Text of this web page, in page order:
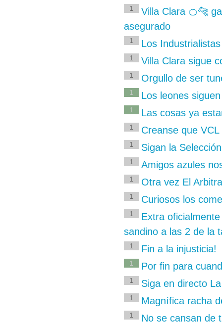
1
Villa Clara 🍊🐆
asegurado
1 Los
1 Villa Clara sigue
1 Orgullo de ser
1 Los leones
1 Las cosas ya
1 Creanse que
1 Sigan la
1 Amigos azules
1 Otra vez El
1 Curiosos los
1
Extra
sandino a las 2 de la
1 Fin a la injusticia!
1 Por fin para
1 Siga en directo
1 Magnífica racha
1 No se cansan de